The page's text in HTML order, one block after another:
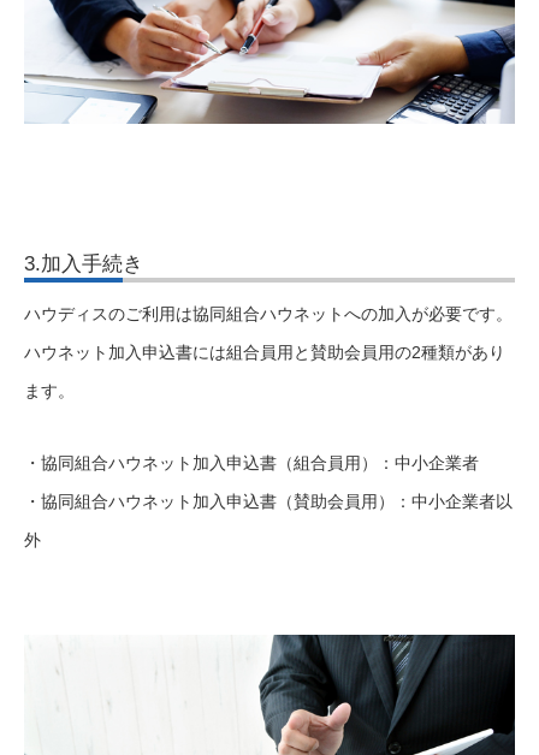
3.加入手続き
ハウディスのご利用は協同組合ハウネットへの加入が必要です。
ハウネット加入申込書には組合員用と賛助会員用の2種類があり
ます。
・協同組合ハウネット加入申込書（組合員用）：中小企業者
・協同組合ハウネット加入申込書（賛助会員用）：中小企業者以
外